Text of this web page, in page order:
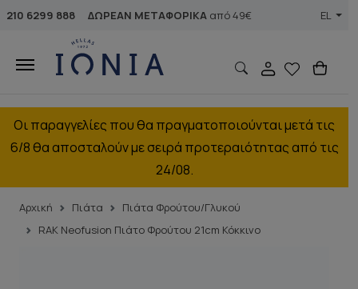
210 6299 888 ΔΩΡΕΑΝ ΜΕΤΑΦΟΡΙΚΑ από 49€ EL
Οι παραγγελίες που θα πραγματοποιούνται μετά τις
6/8 θα αποσταλούν με σειρά προτεραιότητας από τις
24/08.
Αρχική Πιάτα
Πιάτα Φρούτου/Γλυκού
RAK Neofusion Πιάτο Φρούτου 21cm Κόκκινο